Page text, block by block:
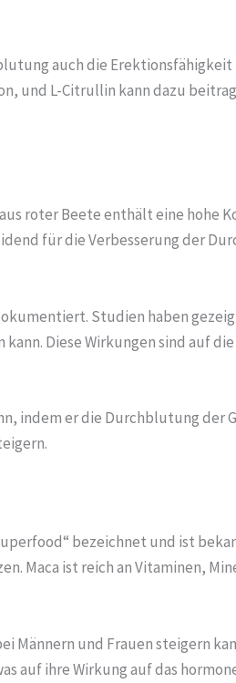
auch die
und L-Citrullin kann dazu
roter Beete enthält eine hohe
für die Verbesserung der
Studien haben
Diese Wirkungen sind auf
indem er die Durchblutung der
bezeichnet und ist
Maca ist reich an Vitaminen,
Männern und Frauen steigern
auf ihre Wirkung auf das